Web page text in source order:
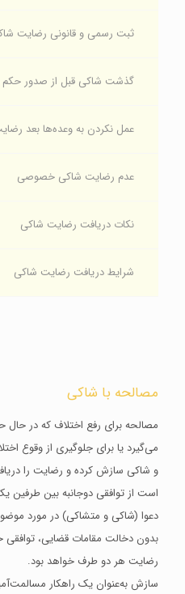
ثبت رسمی و قانونی رضایت
گذشت شاکی قبل از صدور حکم
عمل نکردن به وعده‌ها بعد
عدم رضایت شاکی خصوصی
نکات دریافت رضایت شاکی
شرایط دریافت رضایت شاکی
مصالحه با شاکی
مصالحه برای رفع ‌اختلاف که در
می‌گیرد یا برای جلوگیری از وقوع
و شاکی سازش کرده و رضایت را
است از توافقی دوجانبه بین طرفین
دعوا (شاکی و متشاکی) در مورد
بدون دخالت مقامات قضایی،
رضایت هر دو طرف خواهد بود.
سازش به‌عنوان یک راهکار